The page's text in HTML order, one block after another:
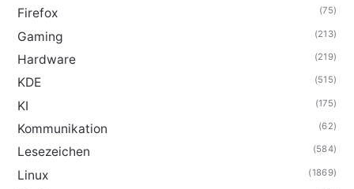
Firefox (75)
Gaming (213)
Hardware (219)
KDE (515)
KI (175)
Kommunikation (62)
Lesezeichen (584)
Linux (1869)